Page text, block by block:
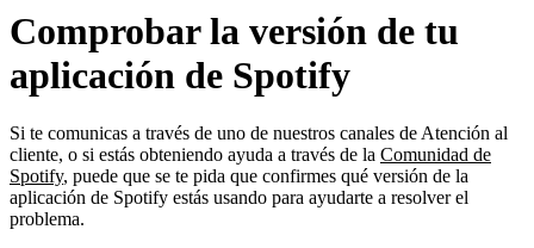
Comprobar la versión de tu
aplicación de Spotify
Si te comunicas a través de uno de nuestros canales de Atención al
cliente, o si estás obteniendo ayuda a través de la Comunidad de
Spotify, puede que se te pida que confirmes qué versión de la
aplicación de Spotify estás usando para ayudarte a resolver el
problema.